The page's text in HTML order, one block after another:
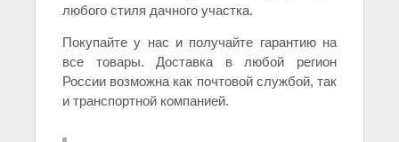
любого стиля дачного участка.
Покупайте у нас и получайте гарантию на
все товары. Доставка в любой регион
России возможна как почтовой службой, так
и транспортной компанией.